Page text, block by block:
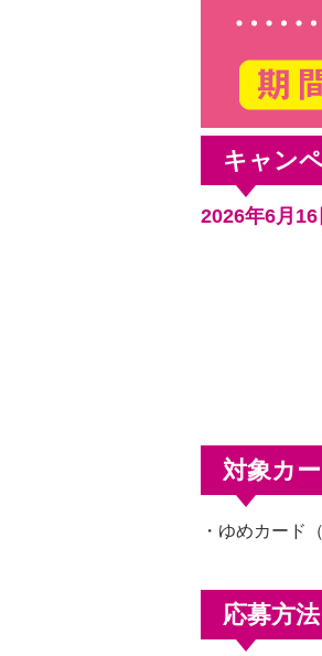
キャン
2026年6月
対象カ
・ゆめカード
応募方法